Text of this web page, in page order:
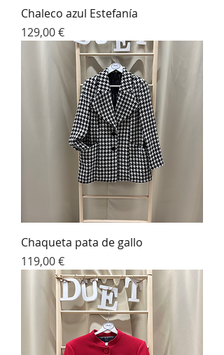
Chaleco azul Estefanía
Precio
129,00 €
Chaqueta pata de gallo
Precio
119,00 €